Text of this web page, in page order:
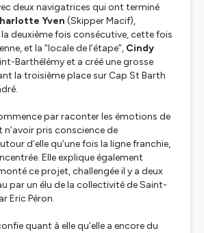
deux navigatrices qui ont terminé
Yven (Skipper Macif),
deuxième fois consécutive, cette fois
et la “locale de l’étape”, Cindy
Barthélémy et a créé une grosse
la troisième place sur Cap St Barth
par raconter les émotions de
n’avoir pris conscience de
d’elle qu’une fois la ligne franchie,
Elle explique également
ce projet, challengée il y a deux
par un élu de la collectivité de Saint-
Eric Péron.
quant à elle qu’elle a encore du